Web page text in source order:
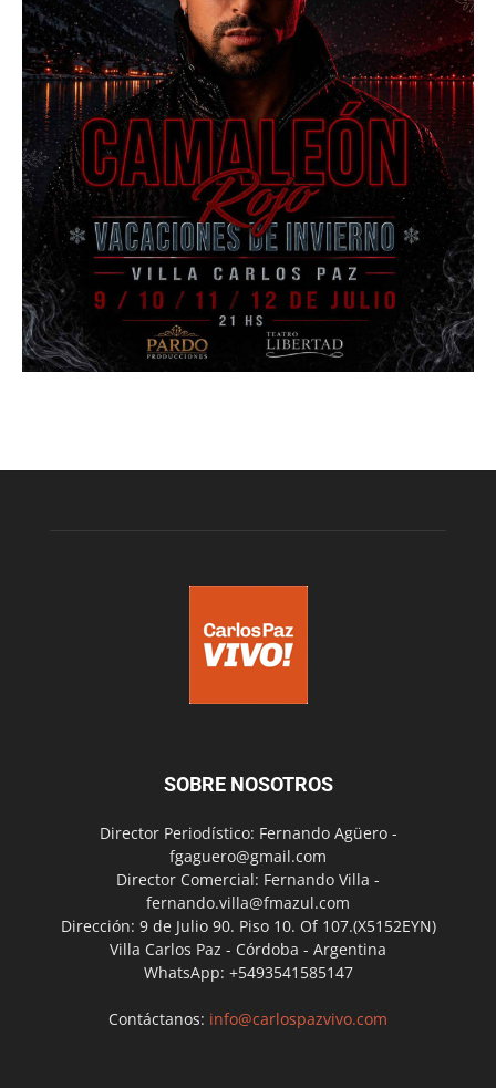
SOBRE NOSOTROS
Director Periodístico: Fernando Agüero -
fgaguero@gmail.com
Director Comercial: Fernando Villa -
fernando.villa@fmazul.com
Dirección: 9 de Julio 90. Piso 10. Of 107.(X5152EYN)
Villa Carlos Paz - Córdoba - Argentina
WhatsApp: +5493541585147
Contáctanos: info@carlospazvivo.com